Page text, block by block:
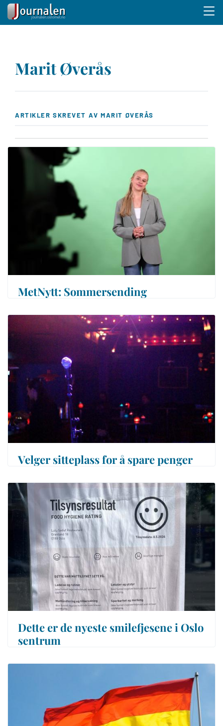
hovedinnhold
Marit Øverås
ARTIKLER SKREVET AV MARIT ØVERÅS
MetNytt: Sommersending
Velger sitteplass for å spare penger
Dette er de nyeste smilefjesene i Oslo
sentrum